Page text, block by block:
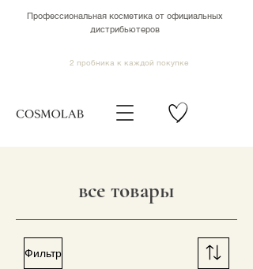
Профессиональная косметика от официальных
дистрибьютеров
2 пробника к каждой покупке
все товары
Фильтр